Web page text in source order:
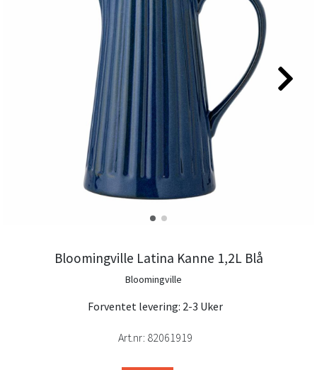
Bloomingville Latina Kanne 1,2L Blå
Bloomingville
Forventet levering: 2-3 Uker
Art.nr: 82061919